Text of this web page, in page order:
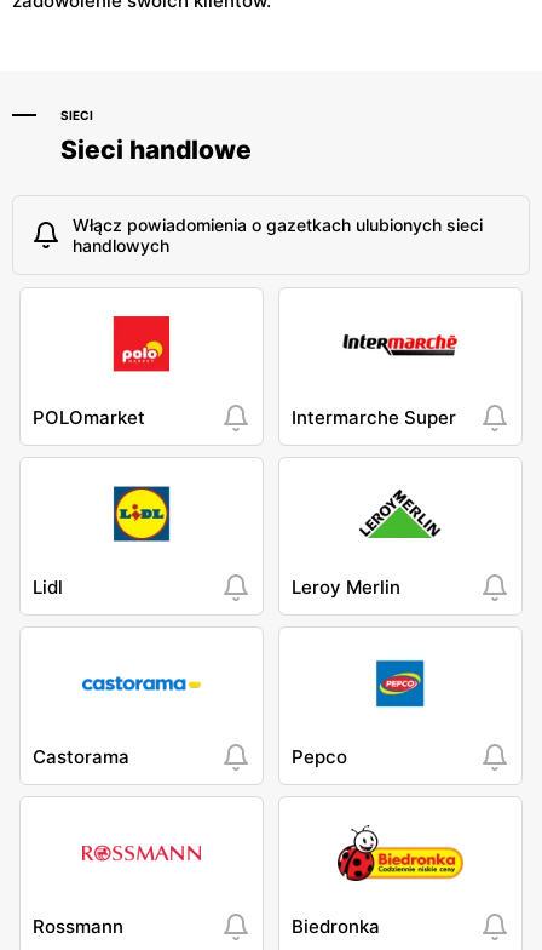
SIECI
Sieci handlowe
Włącz powiadomienia o gazetkach ulubionych sieci
handlowych
POLOmarket Intermarche Super
Lidl Leroy Merlin
Castorama Pepco
Rossmann Biedronka